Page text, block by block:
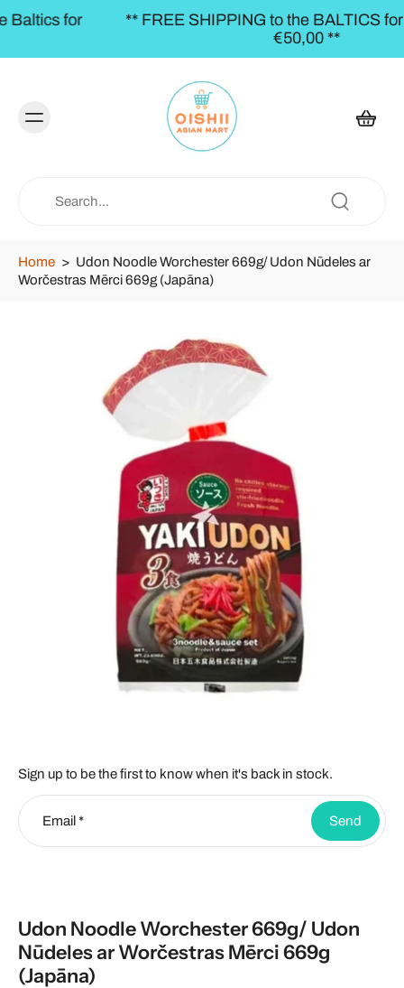
** FREE SHIPPING to the BALTICS for orders over
Home > Udon Noodle Worchester 669g/ Udon Nūdeles ar
Worčestras Mērci 669g (Japāna)
Sign up to be the first to know when it's back in stock.
Email * Send
Udon Noodle Worchester 669g/ Udon
Nūdeles ar Worčestras Mērci 669g
(Japāna)